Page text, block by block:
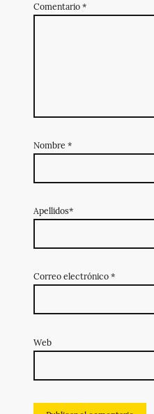
Comentario *
Nombre *
Apellidos*
Correo electrónico *
Web